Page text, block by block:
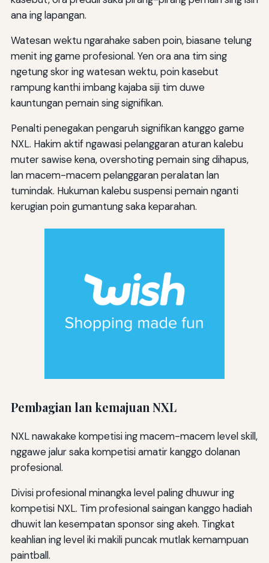
ana ing lapangan.
Watesan wektu ngarahake saben poin, biasane telung
menit ing game profesional. Yen ora ana tim sing
ngetung skor ing watesan wektu, poin kasebut
rampung kanthi imbang kajaba siji tim duwe
kauntungan pemain sing signifikan.
Penalti penegakan pengaruh signifikan kanggo game
NXL. Hakim aktif ngawasi pelanggaran aturan kalebu
muter sawise kena, overshoting pemain sing dihapus,
lan macem-macem pelanggaran peralatan lan
tumindak. Hukuman kalebu suspensi pemain nganti
kerugian poin gumantung saka keparahan.
Pembagian lan kemajuan NXL
NXL nawakake kompetisi ing macem-macem level skill,
nggawe jalur saka kompetisi amatir kanggo dolanan
profesional.
Divisi profesional minangka level paling dhuwur ing
kompetisi NXL. Tim profesional saingan kanggo hadiah
dhuwit lan kesempatan sponsor sing akeh. Tingkat
keahlian ing level iki makili puncak mutlak kemampuan
paintball.